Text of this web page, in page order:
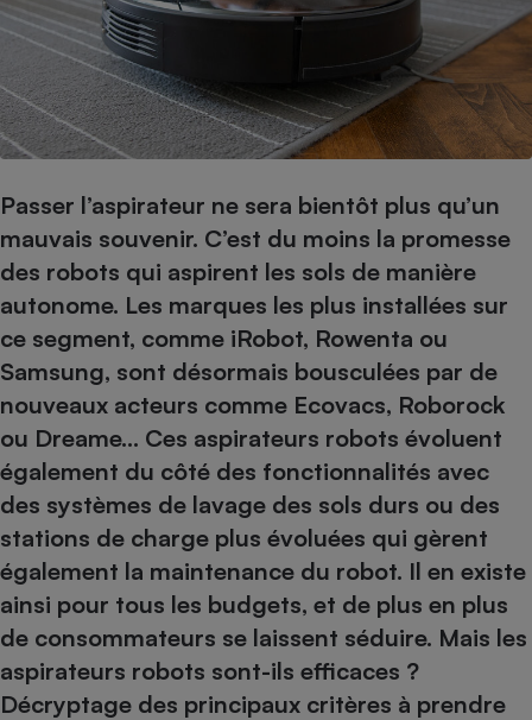
Passer l’aspirateur ne sera bientôt plus qu’un
mauvais souvenir. C’est du moins la promesse
des robots qui aspirent les sols de manière
autonome. Les marques les plus installées sur
ce segment, comme iRobot, Rowenta ou
Samsung, sont désormais bousculées par de
nouveaux acteurs comme Ecovacs, Roborock
ou Dreame... Ces aspirateurs robots évoluent
également du côté des fonctionnalités avec
des systèmes de lavage des sols durs ou des
stations de charge plus évoluées qui gèrent
également la maintenance du robot. Il en existe
ainsi pour tous les budgets, et de plus en plus
de consommateurs se laissent séduire. Mais les
aspirateurs robots sont-ils efficaces ?
Décryptage des principaux critères à prendre
Sécurité - Hygiène
Supermarché - Drive
Complément
alimentaire
Assurance
Banque - Crédit
Epargne - Fiscalité
Mutuelle
Assurance emprunteur
Circulation routière
Contrôle technique -
Pièce détachée
Moto
Comparateur auto
Comparatif
Comparatif hotte
Comparatif climatiseur
Comparatif aspirateur
Comparatif aspirateur
Comparatif cafetière
Comparatif robot cuiseur
Comparatif centrale
Gros électroménager
Petit électroménager -
Électricité - Gaz
Comparatif casque audio
Comparatif imprimante
Comparatif ordinateur
Comparatif ultrabook
Comparatif tablette
Image et son
Informatique
Internet
Téléphonie
Crédit immobilier
Comparatif tondeuse
Comparatif radiateur
Aménagement
Bricolage - Jardinage
Chauffage
Produit d'entretien
Sécurité domestique
Hygiène - Beauté
Maladie - Médecine -
Système de santé -
Mutuelle
Maison de retraite
Retraite
Choisir son fioul
Choisir son pellet
Comparateur assurance emprunteur
Energie Moins Chère Ensemble
Tous les comparateurs
Toutes les cartes interactives
Speedtest - Testez le débit de votre
connexion Internet